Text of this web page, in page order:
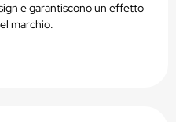
e garantiscono un effetto
marchio.